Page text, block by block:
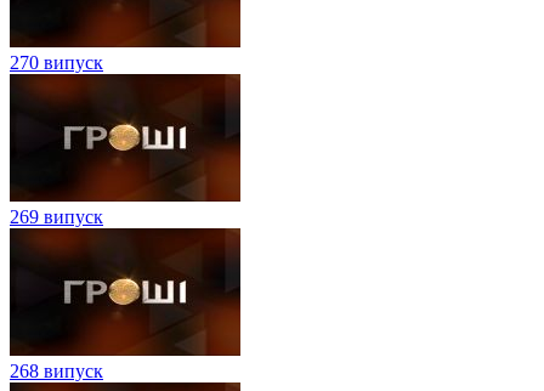
270 випуск
269 випуск
268 випуск